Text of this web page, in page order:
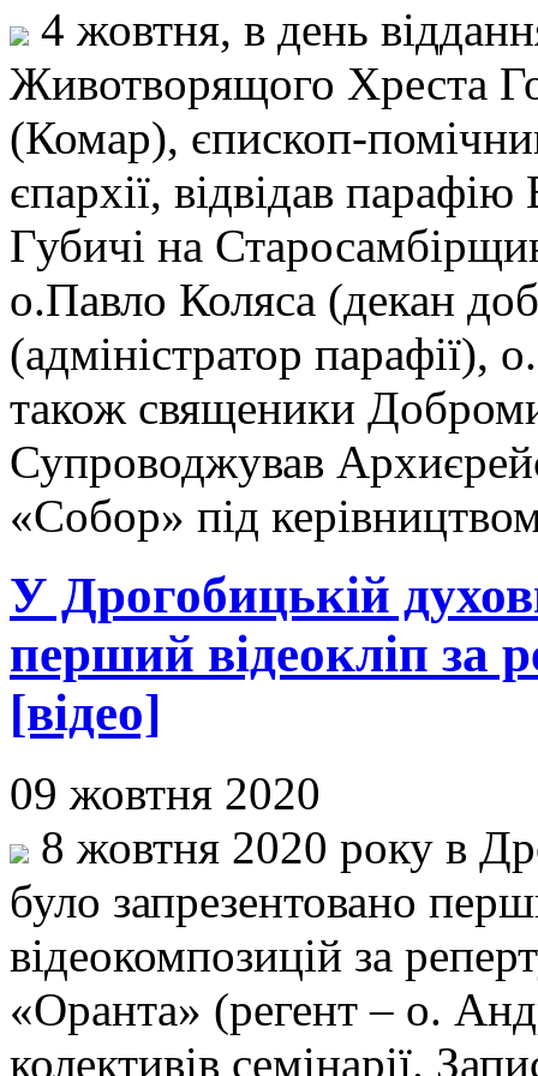
4 жовтня, в день
Животворящого Хреста
(Комар), єпископ-
єпархії, відвідав
Губичі на
о.Павло Коляса (декан
(адміністратор
також священики
Супроводжував
«Собор» під
У Дрогобицькій
перший відеокліп за
[відео]
09 жовтня 2020
8 жовтня 2020 року в
було запрезентовано
відеокомпозицій за
«Оранта» (регент – о.
колективів семінарії.